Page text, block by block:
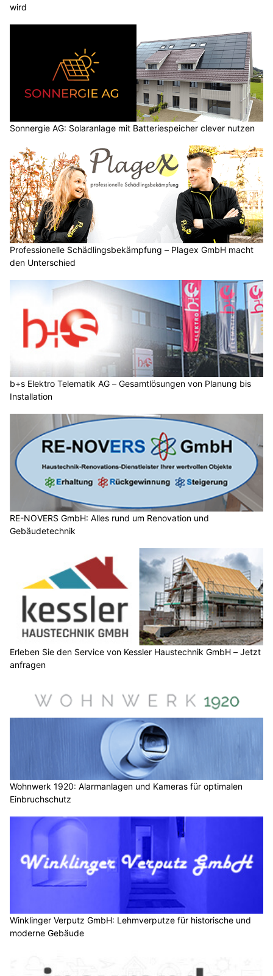
wird
Sonnergie AG: Solaranlage mit Batteriespeicher clever nutzen
Professionelle Schädlingsbekämpfung – Plagex GmbH macht
den Unterschied
b+s Elektro Telematik AG – Gesamtlösungen von Planung bis
Installation
RE-NOVERS GmbH: Alles rund um Renovation und
Gebäudetechnik
Erleben Sie den Service von Kessler Haustechnik GmbH – Jetzt
anfragen
Wohnwerk 1920: Alarmanlagen und Kameras für optimalen
Einbruchschutz
Winklinger Verputz GmbH: Lehmverputze für historische und
moderne Gebäude